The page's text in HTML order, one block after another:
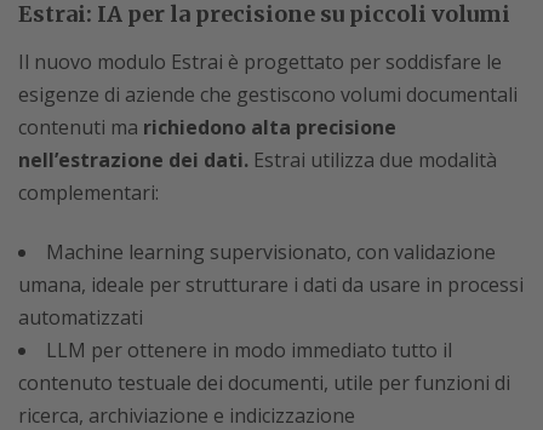
Estrai: IA per la precisione su piccoli volumi
Il nuovo modulo Estrai è progettato per soddisfare le
esigenze di aziende che gestiscono volumi documentali
contenuti ma richiedono alta precisione
nell’estrazione dei dati. Estrai utilizza due modalità
complementari:
Machine learning supervisionato, con validazione
umana, ideale per strutturare i dati da usare in processi
automatizzati
LLM per ottenere in modo immediato tutto il
contenuto testuale dei documenti, utile per funzioni di
ricerca, archiviazione e indicizzazione